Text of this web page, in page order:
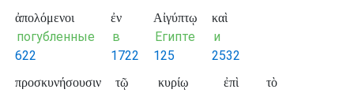
ἀπολόμενοι
погубленные
622
ἐν
в
1722
Αἰγύπτῳ
Египте
125
καὶ
и
2532
προσκυνήσουσιν τῷ κυρίῳ ἐπὶ τὸ